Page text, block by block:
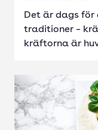
Det är dags
traditioner –
kräftorna är